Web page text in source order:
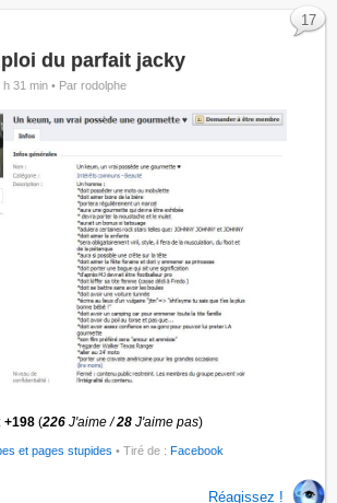
du parfait jacky
31 min • Par rodolphe
+198 (226J'aime /28 J'aime pas)
et pages stupides
17
• Tiré de : Facebook
Réagissez !